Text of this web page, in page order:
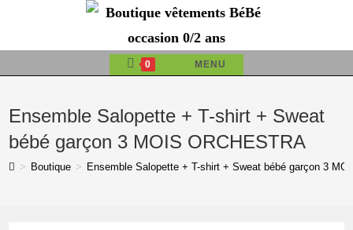
content
0 MENU
Ensemble Salopette + T-shirt + Sweat
bébé garçon 3 MOIS ORCHESTRA
> Boutique > Ensemble Salopette + T-shirt + Sweat bébé garçon 3